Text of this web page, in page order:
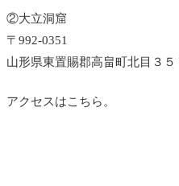
②大立洞窟
〒992-0351
山形県東置賜郡高畠町北目３５
アクセスはこちら。